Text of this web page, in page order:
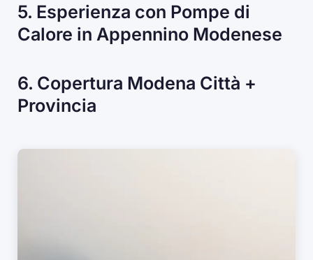
5. Esperienza con Pompe di
Calore in Appennino Modenese
6. Copertura Modena Città +
Provincia